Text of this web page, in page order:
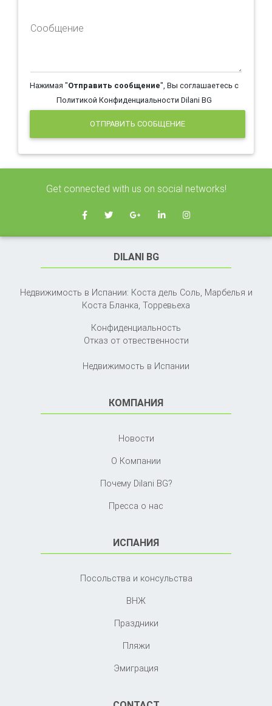
Сообщение
Нажимая "Отправить сообщение", Вы соглашаетесь с
Политикой Конфиденциальности Dilani BG
ОТПРАВИТЬ СООБЩЕНИЕ
Get connected with us on social networks!
DILANI BG
Недвижимость в Испании: Коста дель Соль, Марбелья и
Коста Бланка, Торревьеха
Конфиденциальность
Отказ от отвественности
Недвижимость в Испании
КОМПАНИЯ
Новости
О Компании
Почему Dilani BG?
Пресса о нас
ИСПАНИЯ
Посольства и консульства
ВНЖ
Праздники
Пляжи
Эмиграция